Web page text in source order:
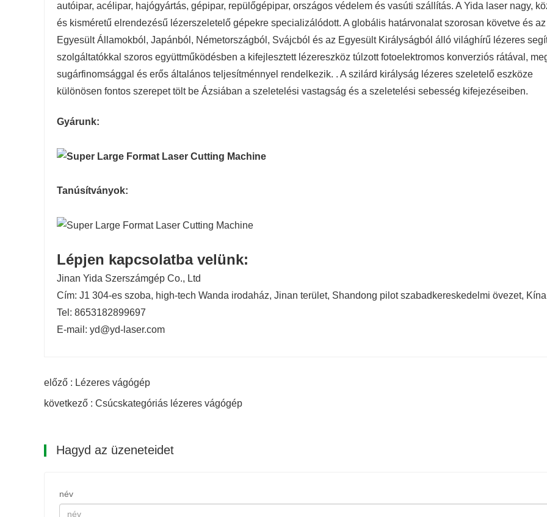
autóipar, acélipar, hajógyártás, gépipar, repülőgépipar, országos védelem és vasúti szállítás. A Yida laser nagy,
és kisméretű elrendezésű lézerszeletelő gépekre specializálódott. A globális határvonalat szorosan követve és az
Egyesült Államokból, Japánból, Németországból, Svájcból és az Egyesült Királyságból álló világhírű lézeres
szolgáltatókkal szoros együttműködésben a kifejlesztett lézereszköz túlzott fotoelektromos konverziós rátával,
sugárfinomsággal és erős általános teljesítménnyel rendelkezik. . A szilárd királyság lézeres szeletelő eszköze
különösen fontos szerepet tölt be Ázsiában a szeletelési vastagság és a szeletelési sebesség kifejezéseiben.
Gyárunk:
Tanúsítványok:
Lépjen kapcsolatba velünk:
Jinan Yida Szerszámgép Co., Ltd
Cím: J1 304-es szoba, high-tech Wanda irodaház, Jinan terület, Shandong pilot szabadkereskedelmi övezet, Kína
Tel: 8653182899697
E-mail: yd@yd-laser.com
20D 16D 12D
0,8 G 0,8 G 0,8 G
előző : Lézeres vágógép
következő : Csúcskategóriás lézeres vágógép
Hagyd az üzeneteidet
név